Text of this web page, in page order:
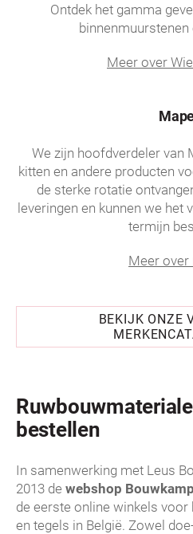
Ontdek het gamma
binnenmuurstenen
Meer over
We zijn hoofdverdeler van
kitten en andere producten
de sterke rotatie
leveringen en kunnen we het
termijn
Meer over
BEKIJK ONZE
bestellen
In samenwerking met Leus
2013 de webshop
de eerste online winkels
en tegels in België. Zowel